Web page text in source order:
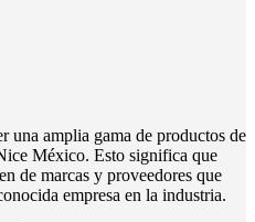
amplia gama de productos de
México. Esto significa que
de marcas y proveedores que
empresa en la industria.